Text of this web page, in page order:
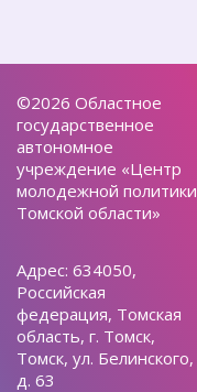
©2026 Областное
государственное
автономное
учреждение «Центр
молодежной политики
Томской области»
Адрес: 634050,
Российская
федерация, Томская
область, г. Томск,
Томск, ул. Белинского,
д. 63